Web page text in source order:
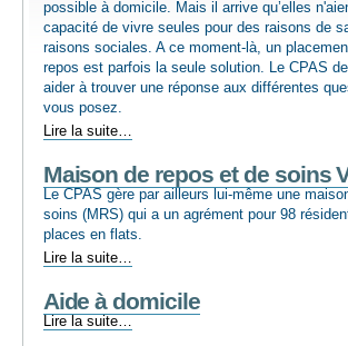
la
solitude
-
possible à domicile. Mais il arrive qu’elles
capacité de vivre seules pour des raisons de
raisons sociales. A ce moment-là, un
repos est parfois la seule solution. Le CPAS
aider à trouver une réponse aux différentes
vous posez.
Info
de
repos
-
Lire la suite…
Maison de repos et de soins
Le CPAS gère par ailleurs lui-même une
soins (MRS) qui a un agrément pour 98
places en flats.
Maison
repos
et
Lire la suite…
Aide à domicile
Aide
Lire la suite…